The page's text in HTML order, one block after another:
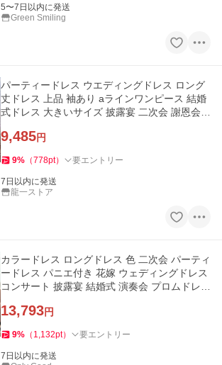
5〜7日以内に発送
Green Smiling
パーティードレス ウエディングドレス ロング
丈ドレス 上品 袖あり aラインワンピース 結婚
式ドレス 大きいサイズ 披露宴 二次会 謝恩会
9,485円
9% （778pt） 要エントリー
7日以内に発送
龍一ストア
カラードレス ロングドレス 色 二次会 パーティ
ードレス パニエ付き 花嫁 ウェディングドレス
コンサート 披露宴 結婚式 演奏会 プロムドレス
13,793円
9% （ 1,132pt） 要エントリー
7日以内に発送